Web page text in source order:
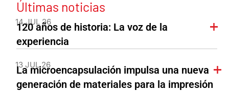
Últimas noticias
14 JUL 26
120 años de historia: La voz de la
experiencia
13 JUL 26
La microencapsulación impulsa una nueva
generación de materiales para la impresión